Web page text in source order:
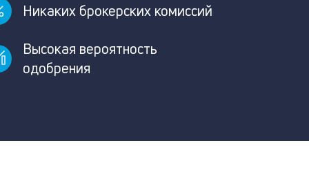
Никаких брокерских комиссий
Высокая вероятность
одобрения